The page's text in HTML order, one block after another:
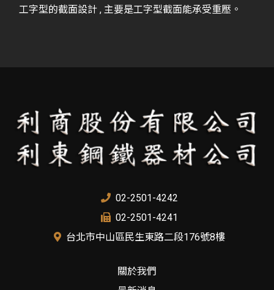
工字型的截面設計 , 主要是工字型截面能承受重壓。
02-2501-4242
02-2501-4241
台北市中山區民生東路二段176號8樓
關於我們